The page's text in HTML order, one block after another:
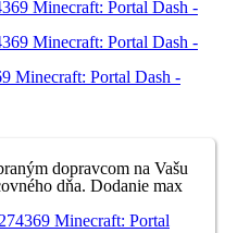
Minecraft: Portal Dash -
dopravcom na Vašu
dňa. Dodanie max